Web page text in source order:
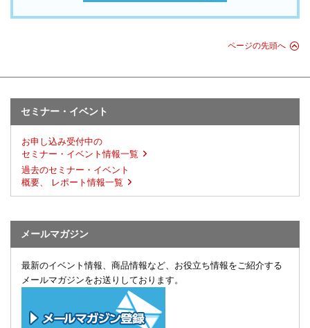
ページの先頭へ
セミナー・イベント
お申し込み受付中の
セミナー・イベント情報一覧
過去のセミナー・イベント
概要、 レポート情報一覧
メールマガジン
最新のイベント情報、商品情報など、お役立ち情報をご紹介する
メールマガジンをお送りしております。